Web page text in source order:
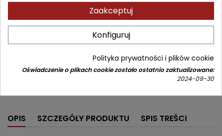
Najniższa cena w okresie 30 dni przed promocją:
 Dodaj do koszyka

OPIS SZCZEGÓŁY PRODUKTU SPIS TREŚCI
Zaakceptuj
Konfiguruj
Polityka prywatności i plików cookie
Oświadczenie o plikach cookie zostało ostatnio zaktualizowane:
2024-09-30